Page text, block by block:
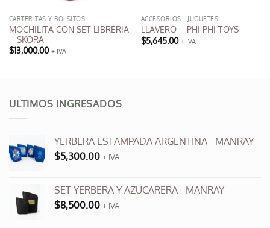
CARTERITAS Y BOLSITOS
MOCHILITA CON SET LIBRERIA
– SKORA
$13,000.00 + IVA
ACCESORIOS - JUGUETES
LLAVERO – PHI PHI TOYS
$5,645.00 + IVA
se
la
ULTIMOS INGRESADOS
YERBERA ESTAMPADA ARGENTINA - MANRAY
$5,300.00 + IVA
SET YERBERA Y AZUCARERA - MANRAY
$8,500.00 + IVA